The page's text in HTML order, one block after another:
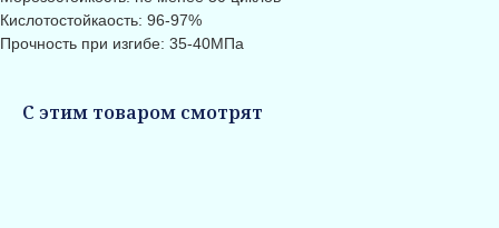
Кислотостойкаость: 96-97%
Прочность при изгибе: 35-40МПа
С этим товаром смотрят